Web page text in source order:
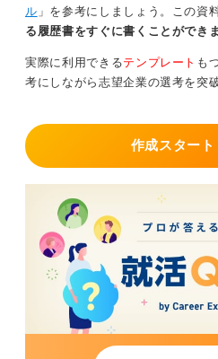
ル 」を参考にしましょう。この資
る履歴書をすぐに書くことができま
実際に利用できるテンプレート も
考にしながら志望企業の選考を突
作成スタート